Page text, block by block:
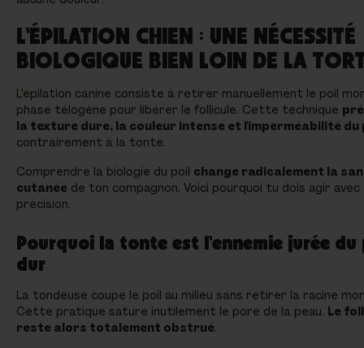
L'ÉPILATION CHIEN : UNE NÉCESSITÉ
BIOLOGIQUE BIEN LOIN DE LA
L'épilation canine consiste à retirer manuellement le poil
phase télogène pour libérer le follicule. Cette technique
la texture dure, la couleur intense et l'imperméabilité du
contrairement à la tonte.
Comprendre la biologie du poil change radicalement la
cutanée de ton compagnon. Voici pourquoi tu dois agir avec
précision.
Pourquoi la tonte est l'ennemie jurée du
dur
La tondeuse coupe le poil au milieu sans retirer la racine
Cette pratique sature inutilement le pore de la peau. Le
reste alors totalement obstrué.